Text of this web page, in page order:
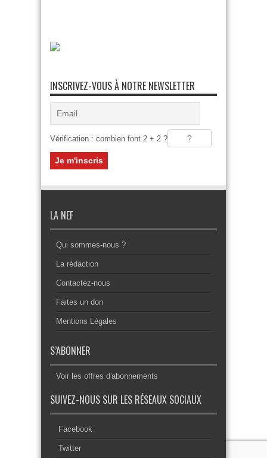
INSCRIVEZ-VOUS À NOTRE NEWSLETTER
Vérification : combien font 2 + 2 ?
LA NEF
Qui sommes-nous ?
La rédaction
Contactez-nous
Faites un don
Mentions Légales
S’ABONNER
Voir les offres d'abonnements
SUIVEZ-NOUS SUR LES RÉSEAUX SOCIAUX
Facebook
Twitter